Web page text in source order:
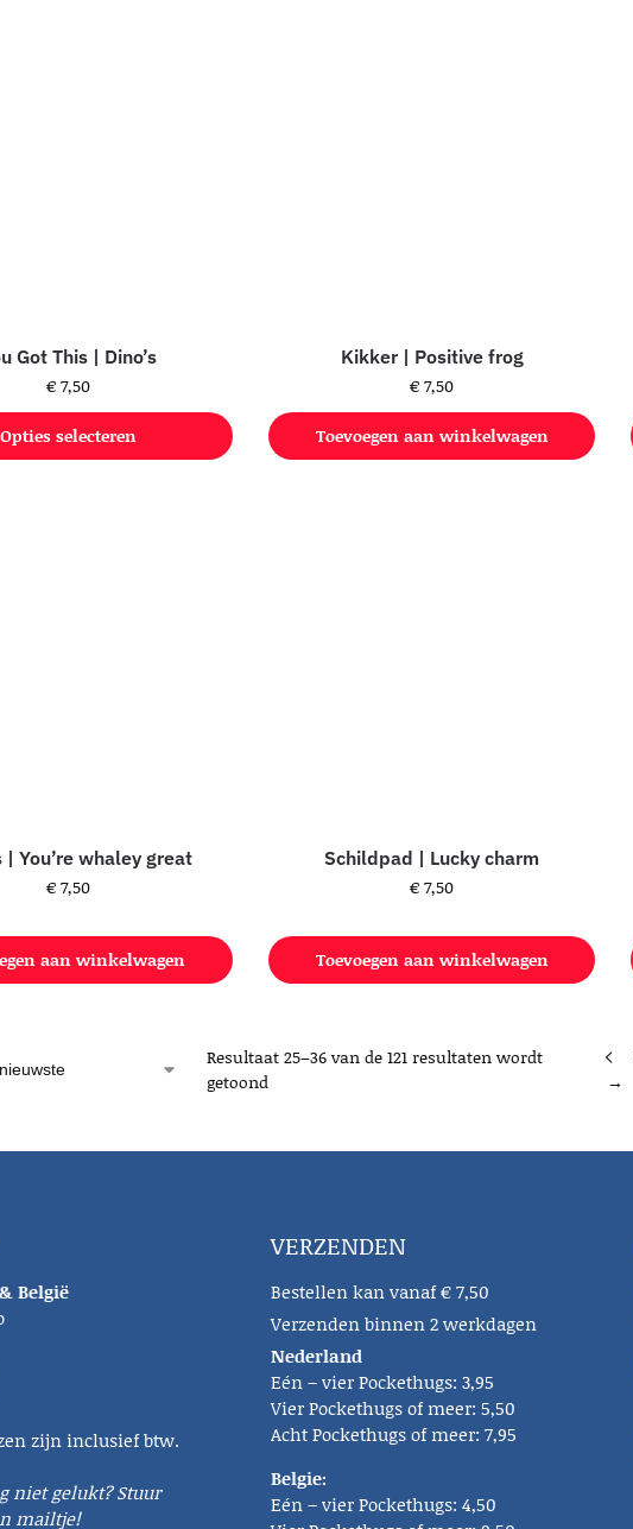
Got This | Dino’s
€7,50
Opties selecteren
Kikker | Positive frog
€7,50
Toevoegen aan winkelwagen
| You’re whaley great
€7,50
aan winkelwagen
Schildpad | Lucky charm
€7,50
Toevoegen aan winkelwagen
Resultaat 25–36 van de 121 resultaten wordt
getoond
→
België
zijn inclusief btw.
niet gelukt? Stuur
mailtje!
VERZENDEN
Bestellen kan vanaf € 7,50
Verzenden binnen 2 werkdagen
Nederland
Eén – vier Pockethugs: 3,95
Vier Pockethugs of meer: 5,50
Acht Pockethugs of meer: 7,95
Belgie:
Eén – vier Pockethugs: 4,50